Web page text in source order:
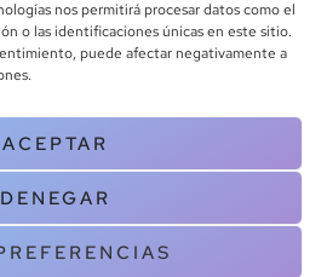
nos permitirá procesar datos como el
o las identificaciones únicas en este sitio.
puede afectar negativamente a
ACEPTAR
DENEGAR
CONTACTO
All Rights Reserved |
|Terminos y condiciones| Aviso legal
| Contacto